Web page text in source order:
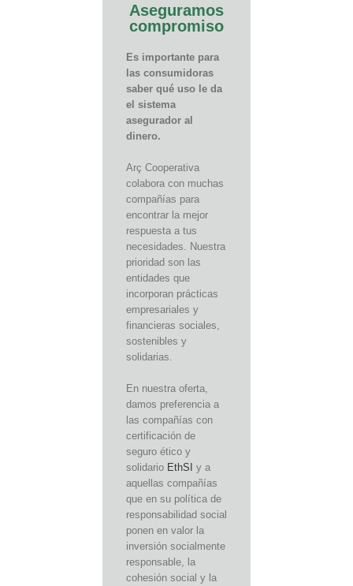
Aseguramos
compromiso
Es importante para
las consumidoras
saber qué uso le da
el sistema
asegurador al
dinero.
Arç Cooperativa
colabora con muchas
compañías para
encontrar la mejor
respuesta a tus
necesidades. Nuestra
prioridad son las
entidades que
incorporan prácticas
empresariales y
financieras sociales,
sostenibles y
solidarias.
En nuestra oferta,
damos preferencia a
las compañías con
certificación de
seguro ético y
solidario EthSI y a
aquellas compañías
que en su política de
responsabilidad social
ponen en valor la
inversión socialmente
responsable, la
cohesión social y la